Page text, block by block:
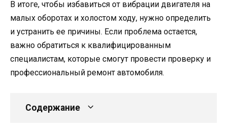
В итоге, чтобы избавиться от вибрации двигателя на
малых оборотах и холостом ходу, нужно определить
и устранить ее причины. Если проблема остается,
важно обратиться к квалифицированным
специалистам, которые смогут провести проверку и
профессиональный ремонт автомобиля.
Содержание